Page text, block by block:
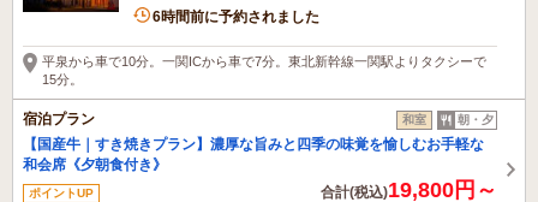
6名がこの宿を見ています
6時間前に予約されました
平泉から車で10分。一関ICから車で7分。東北新幹線一関駅よりタクシーで
15分。
宿泊プラン 和室 朝・夕
【国産牛｜すき焼きプラン】濃厚な旨みと四季の味覚を愉しむお手軽な
和会席《夕朝食付き》
ポイントUP 合計(税込)19,800円～